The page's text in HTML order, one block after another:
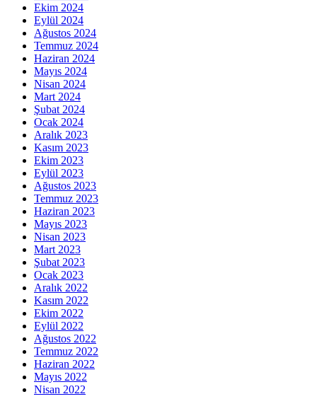
Ekim 2024
Eylül 2024
Ağustos 2024
Temmuz 2024
Haziran 2024
Mayıs 2024
Nisan 2024
Mart 2024
Şubat 2024
Ocak 2024
Aralık 2023
Kasım 2023
Ekim 2023
Eylül 2023
Ağustos 2023
Temmuz 2023
Haziran 2023
Mayıs 2023
Nisan 2023
Mart 2023
Şubat 2023
Ocak 2023
Aralık 2022
Kasım 2022
Ekim 2022
Eylül 2022
Ağustos 2022
Temmuz 2022
Haziran 2022
Mayıs 2022
Nisan 2022